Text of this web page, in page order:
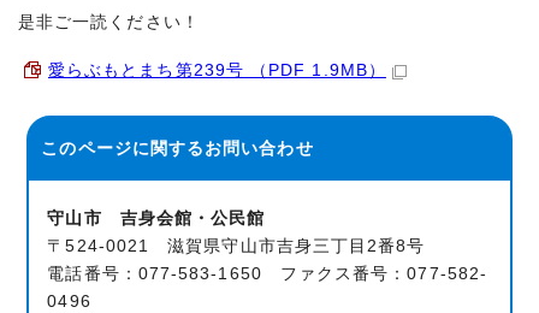
是非ご一読ください！
愛らぶもとまち第239号 （PDF 1.9MB）
このページに関するお問い合わせ
守山市 吉身会館・公民館
〒524-0021 滋賀県守山市吉身三丁目2番8号
電話番号：077-583-1650 ファクス番号：077-582-
0496